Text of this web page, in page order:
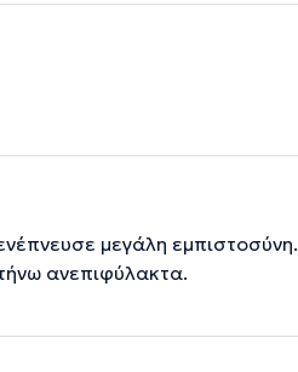
μεγάλη εμπιστοσύνη.
ανεπιφύλακτα.